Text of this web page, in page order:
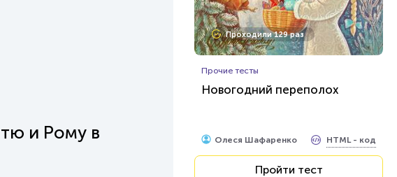
и Рому в
Проходили 129 раз
Прочие тесты
Новогодний переполох
Олеся Шафаренко HTML - код
Пройти тест